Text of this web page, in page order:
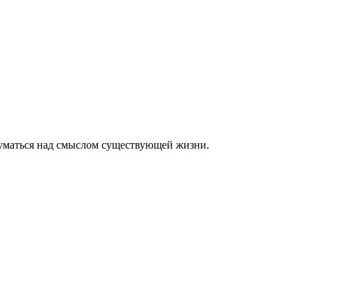
над смыслом существующей жизни.